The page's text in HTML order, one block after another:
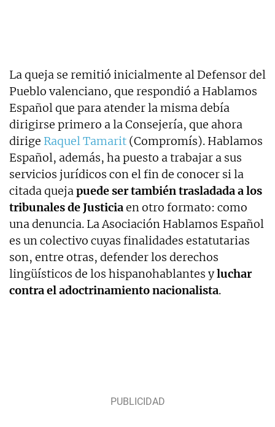
La queja se remitió inicialmente al Defensor del
Pueblo valenciano, que respondió a Hablamos
Español que para atender la misma debía
dirigirse primero a la Consejería, que ahora
dirige Raquel Tamarit (Compromís). Hablamos
Español, además, ha puesto a trabajar a sus
servicios jurídicos con el fin de conocer si la
citada quejapuede ser también trasladada a los
tribunales de Justiciaen otro formato: como
una denuncia. La Asociación Hablamos Español
es un colectivo cuyas finalidades estatutarias
son, entre otras, defender los derechos
lingüísticos de los hispanohablantes yluchar
contra el adoctrinamiento nacionalista.